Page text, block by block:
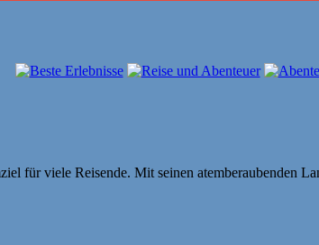
für viele Reisende. Mit seinen atemberaubenden